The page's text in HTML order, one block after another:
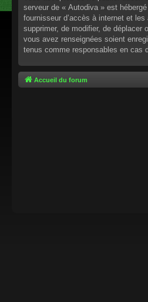
serveur de « Autodiva » est
fournisseur d’accès à internet et
supprimer, de modifier, de déplacer
vous avez renseignées soient
tenus comme responsables en cas
Accueil du forum